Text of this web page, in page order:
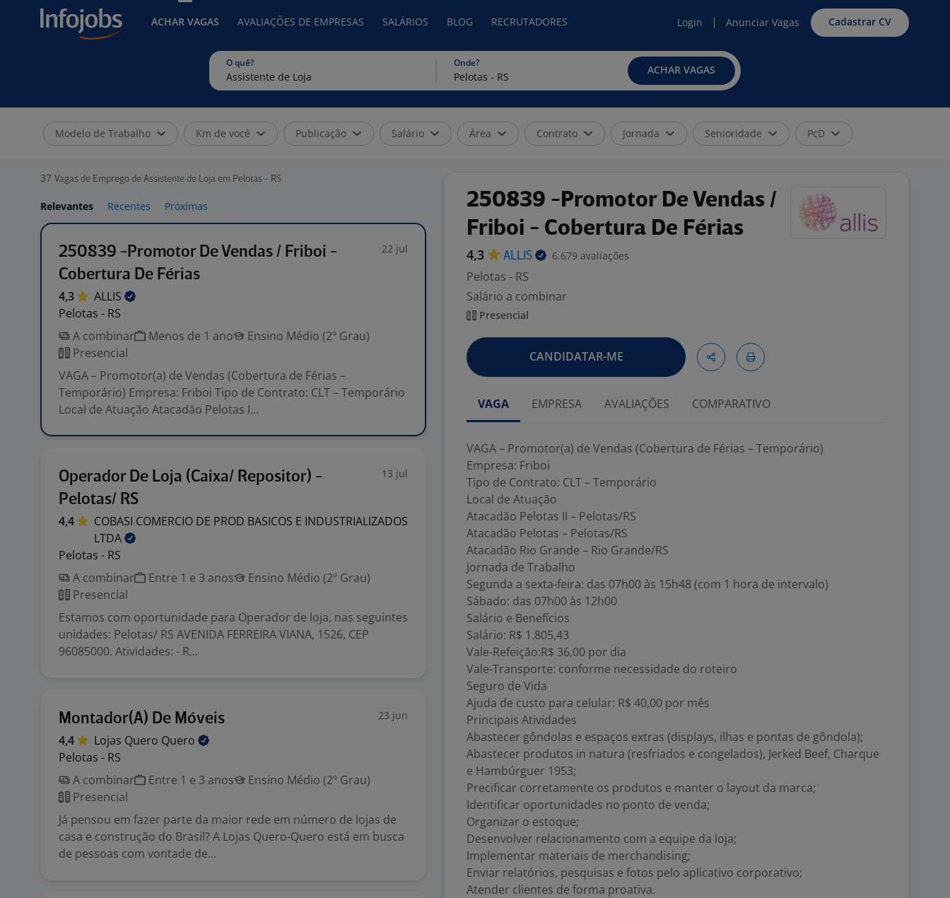
ACHAR VAGAS AVALIAÇÕES DE EMPRESAS SALÁRIOS BLOG RECRUTADORES Login Anunciar Vagas Cadastrar CV
O quê? Onde?
ACHAR VAGAS
Modelo de Trabalho Km de você Publicação Salário Área Contrato Jornada Senioridade PcD
37 Vagas de Emprego de Assistente de Loja em Pelotas - RS
Relevantes Recentes Próximas
250839 -Promotor De Vendas / Friboi -
Cobertura De Férias
22 jul
4,3
ALLIS
Pelotas - RS
A combinar
Menos de 1 ano
Ensino Médio (2º Grau)
Presencial
VAGA – Promotor(a) de Vendas (Cobertura de Férias –
Temporário) Empresa: Friboi Tipo de Contrato: CLT – Temporário
Local de Atuação Atacadão Pelotas I...
Operador De Loja (Caixa/ Repositor) -
Pelotas/ RS
13 jul
4,4
COBASI COMERCIO DE PROD BASICOS E INDUSTRIALIZADOS
LTDA
Pelotas - RS
A combinar
Entre 1 e 3 anos
Ensino Médio (2º Grau)
Presencial
Estamos com oportunidade para Operador de loja, nas seguintes
unidades: Pelotas/ RS AVENIDA FERREIRA VIANA, 1526, CEP
96085000. Atividades: - R...
Montador(A) De Móveis 23 jun
4,4 Lojas Quero Quero
Pelotas - RS
A combinar
Entre 1 e 3 anos
Ensino Médio (2º Grau)
Presencial
Já pensou em fazer parte da maior rede em número de lojas de
casa e construção do Brasil? A Lojas Quero-Quero está em busca
de pessoas com vontade de...
250839 -Promotor De Vendas /
Friboi - Cobertura De Férias
4,3 ALLIS 6.679 avaliações
Pelotas - RS
Salário a combinar
Presencial
CANDIDATAR-ME
VAGA EMPRESA AVALIAÇÕES COMPARATIVO
VAGA – Promotor(a) de Vendas (Cobertura de Férias – Temporário)
Empresa: Friboi
Tipo de Contrato: CLT – Temporário
Local de Atuação
Atacadão Pelotas II – Pelotas/RS
Atacadão Pelotas – Pelotas/RS
Atacadão Rio Grande – Rio Grande/RS
Jornada de Trabalho
Segunda a sexta-feira: das 07h00 às 15h48 (com 1 hora de intervalo)
Sábado: das 07h00 às 12h00
Salário e Benefícios
Salário: R$ 1.805,43
Vale-Refeição:R$ 36,00 por dia
Vale-Transporte: conforme necessidade do roteiro
Seguro de Vida
Ajuda de custo para celular: R$ 40,00 por mês
Principais Atividades
Abastecer gôndolas e espaços extras (displays, ilhas e pontas de gôndola);
Abastecer produtos in natura (resfriados e congelados), Jerked Beef, Charque
e Hambúrguer 1953;
Precificar corretamente os produtos e manter o layout da marca;
Identificar oportunidades no ponto de venda;
Organizar o estoque;
Desenvolver relacionamento com a equipe da loja;
Implementar materiais de merchandising;
Enviar relatórios, pesquisas e fotos pelo aplicativo corporativo;
Atender clientes de forma proativa.